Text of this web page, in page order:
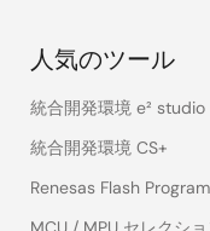
人気のツール
統合開発環境 e² studio
統合開発環境 CS+
Renesas Flash